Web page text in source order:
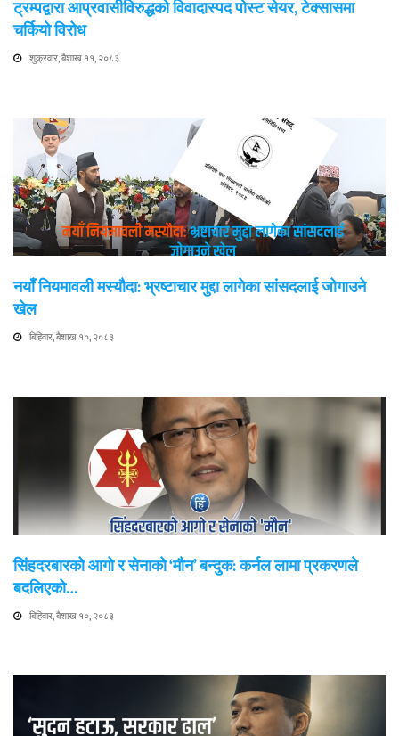
ट्रम्पद्वारा आप्रवासीविरुद्धको विवादास्पद पोस्ट सेयर, टेक्सासमा
चर्कियो विरोध
शुक्रवार, बैशाख ११, २०८३
नयाँ नियमावली मस्यौदा: भ्रष्टाचार मुद्दा लागेका सांसदलाई जोगाउने
खेल
बिहिवार, बैशाख १०, २०८३
सिंहदरबारको आगो र सेनाको ‘मौन’ बन्दुक: कर्नल लामा प्रकरणले
बदलिएको…
बिहिवार, बैशाख १०, २०८३